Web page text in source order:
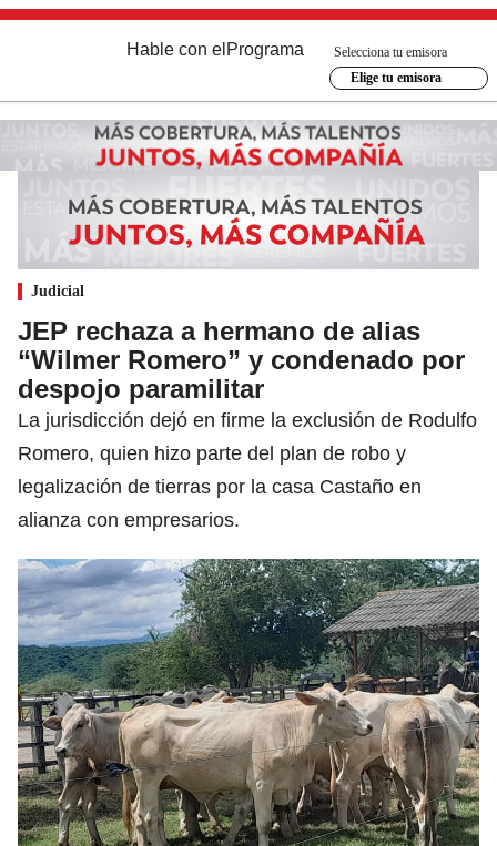
Hable con el Programa
Selecciona tu emisora
Elige tu emisora
Judicial
JEP rechaza a hermano de alias
“Wilmer Romero” y condenado por
despojo paramilitar
La jurisdicción dejó en firme la exclusión de Rodulfo
Romero, quien hizo parte del plan de robo y
legalización de tierras por la casa Castaño en
alianza con empresarios.